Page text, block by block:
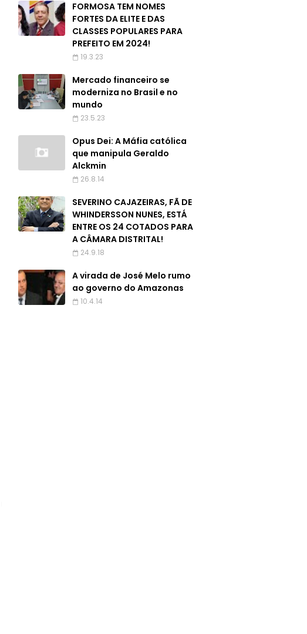
FORMOSA TEM NOMES
FORTES DA ELITE E DAS
CLASSES POPULARES PARA
PREFEITO EM 2024!
19.3.23
Mercado financeiro se
moderniza no Brasil e no
mundo
23.5.23
Opus Dei: A Máfia católica
que manipula Geraldo
Alckmin
26.8.14
SEVERINO CAJAZEIRAS, FÃ DE
WHINDERSSON NUNES, ESTÁ
ENTRE OS 24 COTADOS PARA
A CÂMARA DISTRITAL!
24.9.18
A virada de José Melo rumo
ao governo do Amazonas
10.4.14